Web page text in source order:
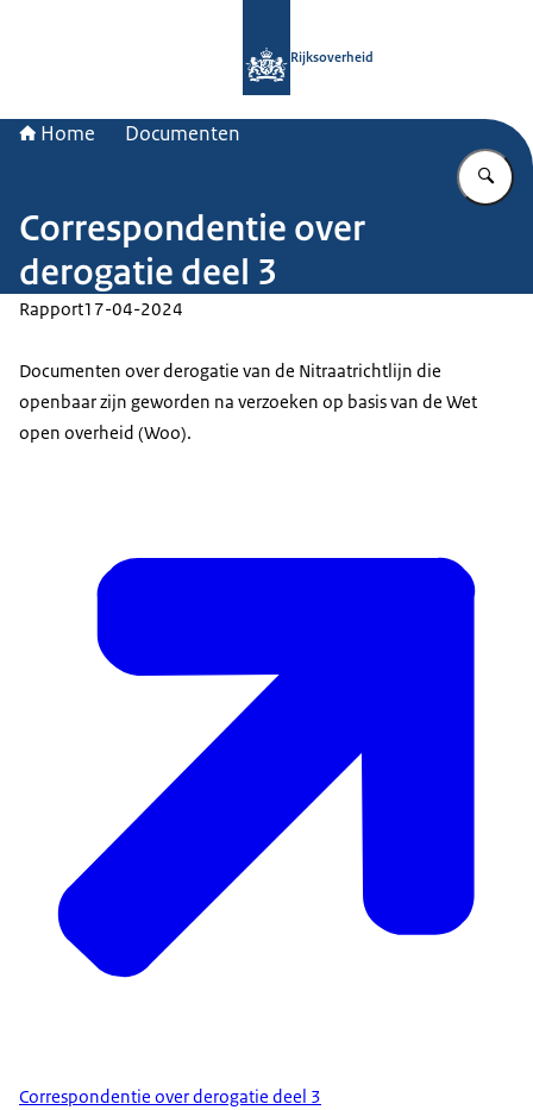
Rijksoverheid
Home Documenten
Correspondentie over
derogatie deel 3
Rapport17-04-2024
Documenten over derogatie van de Nitraatrichtlijn die
openbaar zijn geworden na verzoeken op basis van de Wet
open overheid (Woo).
Correspondentie over derogatie deel 3